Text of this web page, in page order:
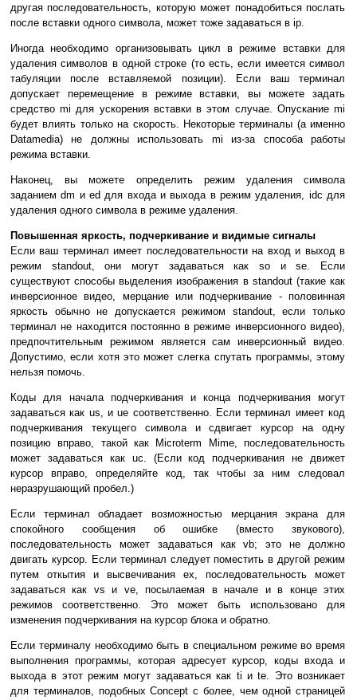
другая последовательность, которую может понадобиться послать
после вставки одного символа, может тоже задаваться в ip.
Иногда необходимо организовывать цикл в режиме вставки для
удаления символов в одной строке (то есть, если имеется символ
табуляции после вставляемой позиции). Если ваш терминал
допускает перемещение в режиме вставки, вы можете задать
средство mi для ускорения вставки в этом случае. Опускание mi
будет влиять только на скорость. Некоторые терминалы (а именно
Datamedia) не должны использовать mi из-за способа работы
режима вставки.
Наконец, вы можете определить режим удаления символа
заданием dm и ed для входа и выхода в режим удаления, idc для
удаления одного символа в режиме удаления.
Повышенная яркость, подчеркивание и видимые сигналы
Если ваш терминал имеет последовательности на вход и выход в
режим standout, они могут задаваться как so и se. Если
существуют способы выделения изображения в standout (такие как
инверсионное видео, мерцание или подчеркивание - половинная
яркость обычно не допускается режимом standout, если только
терминал не находится постоянно в режиме инверсионного видео),
предпочтительным режимом является сам инверсионный видео.
Допустимо, если хотя это может слегка спутать программы, этому
нельзя помочь.
Коды для начала подчеркивания и конца подчеркивания могут
задаваться как us, и ue соответственно. Если терминал имеет код
подчеркивания текущего символа и сдвигает курсор на одну
позицию вправо, такой как Microterm Mime, последовательность
может задаваться как uc. (Если код подчеркивания не движет
курсор вправо, определяйте код, так чтобы за ним следовал
неразрушающий пробел.)
Если терминал обладает возможностью мерцания экрана для
спокойного сообщения об ошибке (вместо звукового),
последовательность может задаваться как vb; это не должно
двигать курсор. Если терминал следует поместить в другой режим
путем откытия и высвечивания ex, последовательность может
задаваться как vs и ve, посылаемая в начале и в конце этих
режимов соответственно. Это может быть использовано для
изменения подчеркивания на курсор блока и обратно.
Если терминалу необходимо быть в специальном режиме во время
выполнения программы, которая адресует курсор, коды входа и
выхода в этот режим могут задаваться как ti и te. Это возникает
для терминалов, подобных Concept c более, чем одной страницей